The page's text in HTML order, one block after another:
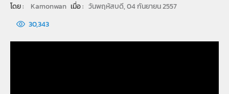
โดย : Kamonwan เมื่อ : วันพฤหัสบดี, 04 กันยายน 2557
30,343